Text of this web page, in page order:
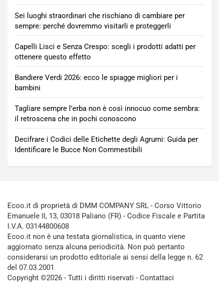
Sei luoghi straordinari che rischiano di cambiare per
sempre: perché dovremmo visitarli e proteggerli
Capelli Lisci e Senza Crespo: scegli i prodotti adatti per
ottenere questo effetto
Bandiere Verdi 2026: ecco le spiagge migliori per i
bambini
Tagliare sempre l’erba non è così innocuo come sembra:
il retroscena che in pochi conoscono
Decifrare i Codici delle Etichette degli Agrumi: Guida per
Identificare le Bucce Non Commestibili
Ecoo.it di proprietà di DMM COMPANY SRL - Corso Vittorio
Emanuele II, 13, 03018 Paliano (FR) - Codice Fiscale e Partita
I.V.A. 03144800608
Ecoo.it non è una testata giornalistica, in quanto viene
aggiornato senza alcuna periodicità. Non può pertanto
considerarsi un prodotto editoriale ai sensi della legge n. 62
del 07.03.2001
Copyright ©2026 - Tutti i diritti riservati - Contattaci